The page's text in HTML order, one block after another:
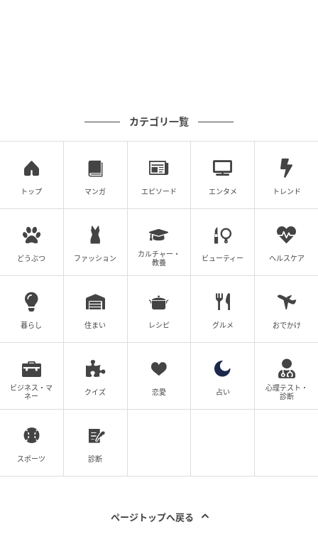
Q. キャンペーンはいつまで応募できますか？
A. 応募期間や応募方法は記事内の案内に従ってご確認
ください。最新情報は公式発表をご確認ください。
元記事で読む
次の記事
NY発ハイジュエラーが特別監修！ハリー・ウ
ィンストン × パーク ハイアット 東京「アフ
カテゴリ一覧
トップ マンガ エピソード エンタメ トレンド
どうぶつ ファッション
カルチャー・
教養
ビューティー ヘルスケア
暮らし 住まい レシピ グルメ おでかけ
ビジネス・マ
ネー
クイズ 恋愛 占い
心理テスト・
診断
スポーツ 診断
ページトップへ戻る